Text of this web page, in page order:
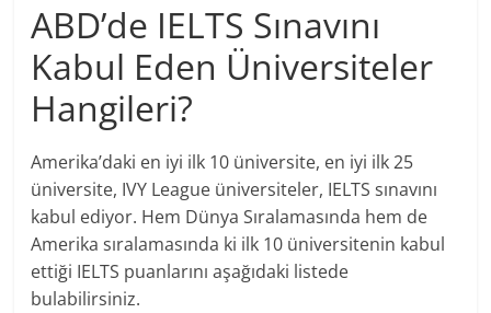
ABD’de IELTS Sınavını
Kabul Eden Üniversiteler
Hangileri?
Amerika’daki en iyi ilk 10 üniversite, en iyi ilk 25
üniversite, IVY League üniversiteler, IELTS sınavını
kabul ediyor. Hem Dünya Sıralamasında hem de
Amerika sıralamasında ki ilk 10 üniversitenin kabul
ettiği IELTS puanlarını aşağıdaki listede
bulabilirsiniz.